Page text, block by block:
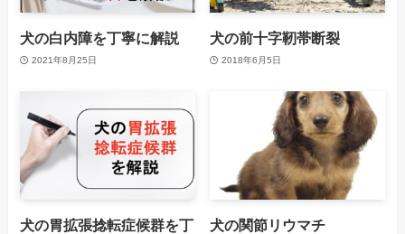
犬の白内障を丁寧に解説
2021年8月25日
犬の前十字靭帯断裂
2018年6月5日
犬の胃拡張捻転症候群を丁
犬の関節リウマチ